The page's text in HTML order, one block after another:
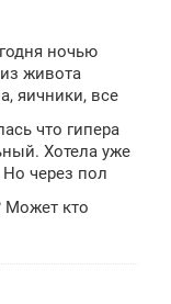
ночью
живота
яичники, все
что гипера
Хотела уже
через пол
Может кто